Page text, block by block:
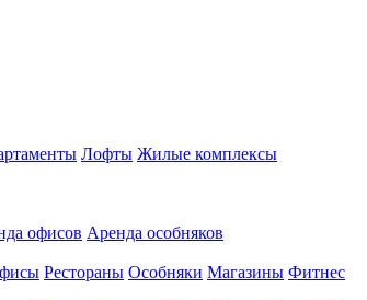
Лофты Жилые комплексы
офисов Аренда особняков
Рестораны Особняки Магазины Фитнес